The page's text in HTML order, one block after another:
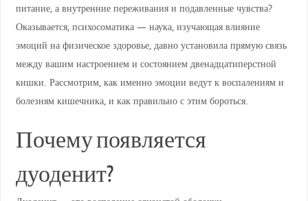
питание, а внутренние переживания и подавленные чувства?
Оказывается, психосоматика — наука, изучающая влияние
эмоций на физическое здоровье, давно установила прямую связь
между вашим настроением и состоянием двенадцатиперстной
кишки. Рассмотрим, как именно эмоции ведут к воспалениям и
болезням кишечника, и как правильно с этим бороться.
Почему появляется
дуоденит?